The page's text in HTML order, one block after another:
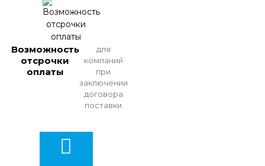
Возможность
отсрочки
оплаты
для
компаний
при
заключении
договора
поставки